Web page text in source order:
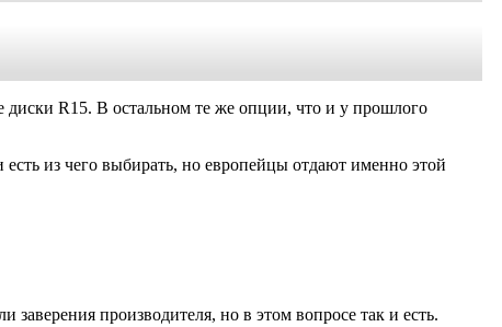
диски R15. В остальном те же опции, что и у прошлого
из чего выбирать, но европейцы отдают именно этой
производителя, но в этом вопросе так и есть.